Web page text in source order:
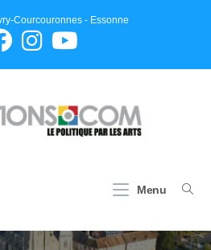
Courcouronnes - Essonne
Menu